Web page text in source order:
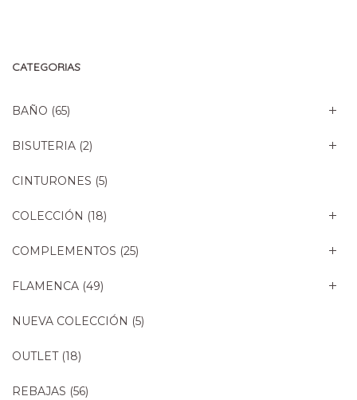
CATEGORIAS
BAÑO (65)
BISUTERIA (2)
CINTURONES (5)
COLECCIÓN (18)
COMPLEMENTOS (25)
FLAMENCA (49)
NUEVA COLECCIÓN (5)
OUTLET (18)
REBAJAS (56)